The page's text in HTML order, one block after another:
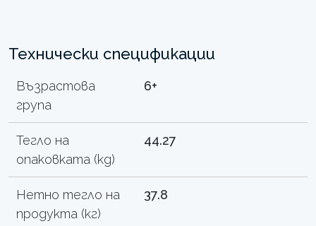
Технически спецификации
Възрастова
група
6+
Тегло на
опаковката (kg)
44.27
Нетно тегло на
продукта (кг)
37.8